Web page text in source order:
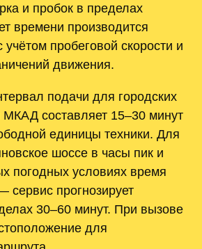
и пробок в пределах
времени производится
учётом пробеговой скорости и
движения.
подачи для городских
МКАД составляет 15–30 минут
единицы техники. Для
шоссе в часы пик и
погодных условиях время
сервис прогнозирует
30–60 минут. При вызове
для